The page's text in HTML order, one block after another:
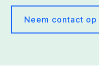
Neem contact op